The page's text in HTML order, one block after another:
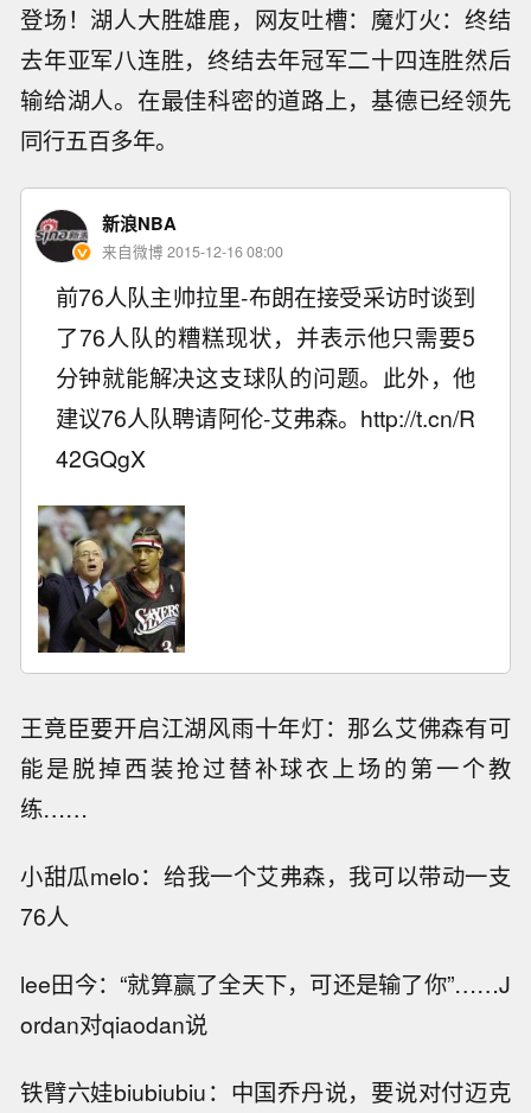
登场！湖人大胜雄鹿，网友吐槽：魔灯火：终结
去年亚军八连胜，终结去年冠军二十四连胜然后
输给湖人。在最佳科密的道路上，基德已经领先
同行五百多年。
新浪NBA
来自微博 2015-12-16 08:00
前76人队主帅拉里-布朗在接受采访时谈到
了76人队的糟糕现状，并表示他只需要5
分钟就能解决这支球队的问题。此外，他
建议76人队聘请阿伦-艾弗森。http://t.cn/R
42GQgX ​
王竟臣要开启江湖风雨十年灯：那么艾佛森有可
能是脱掉西装抢过替补球衣上场的第一个教
练……
小甜瓜melo：给我一个艾弗森，我可以带动一支
76人
lee田今：“就算赢了全天下，可还是输了你”……J
ordan对qiaodan说
铁臂六娃biubiubiu：中国乔丹说，要说对付迈克